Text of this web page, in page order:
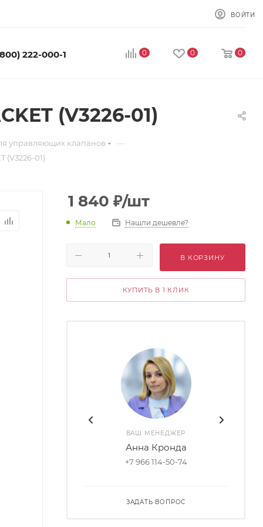
ВОЙТИ
222-000-1 0 0 0
(V3226-01)
управляющих клапанов —
(V3226-01)
1 840 ₽/шт
Мало Нашли дешевле?
В КОРЗИНУ
КУПИТЬ В 1 КЛИК
ВАШ МЕНЕДЖЕР
Анна Кронда
+7 966 114-50-74
ЗАДАТЬ ВОПРОС